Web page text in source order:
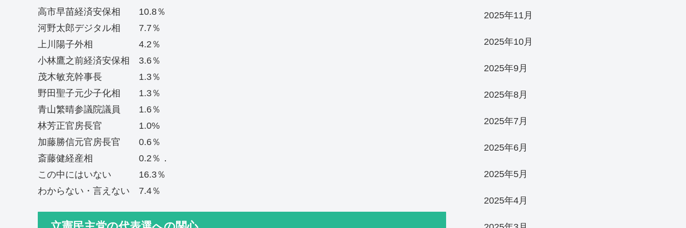
高市早苗経済安保相 10.8％
河野太郎デジタル相 7.7％
上川陽子外相 4.2％
小林鷹之前経済安保相 3.6％
茂木敏充幹事長 1.3％
野田聖子元少子化相 1.3％
青山繁晴参議院議員 1.6％
林芳正官房長官 1.0%
加藤勝信元官房長官 0.6％
斎藤健経産相 0.2％．
この中にはいない 16.3％
わからない・言えない 7.4％
2025年11月
2025年10月
2025年9月
2025年8月
2025年7月
2025年6月
2025年5月
2025年4月